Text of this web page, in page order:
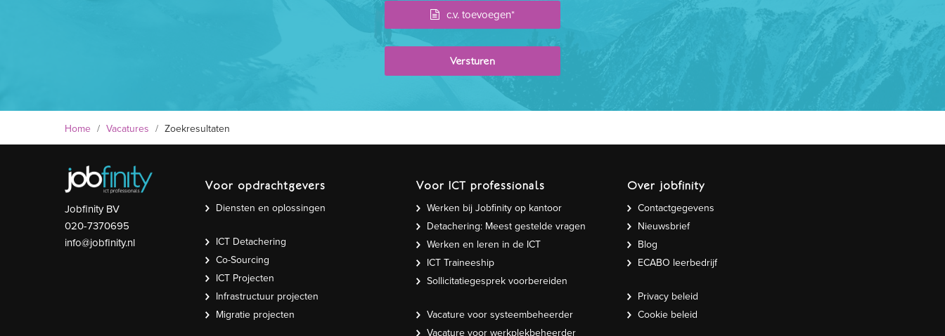
c.v. toevoegen*
Home / Vacatures / Zoekresultaten
Jobfinity BV
020-7370695
info@jobfinity.nl
Voor opdrachtgevers
Diensten en oplossingen
ICT Detachering
Co-Sourcing
ICT Projecten
Infrastructuur projecten
Migratie projecten
Voor ICT professionals
Werken bij Jobfinity op kantoor
Detachering: Meest gestelde vragen
Werken en leren in de ICT
ICT Traineeship
Sollicitatiegesprek voorbereiden
Vacature voor systeembeheerder
Vacature voor werkplekbeheerder
Over jobfinity
Contactgegevens
Nieuwsbrief
Blog
ECABO leerbedrijf
Privacy beleid
Cookie beleid